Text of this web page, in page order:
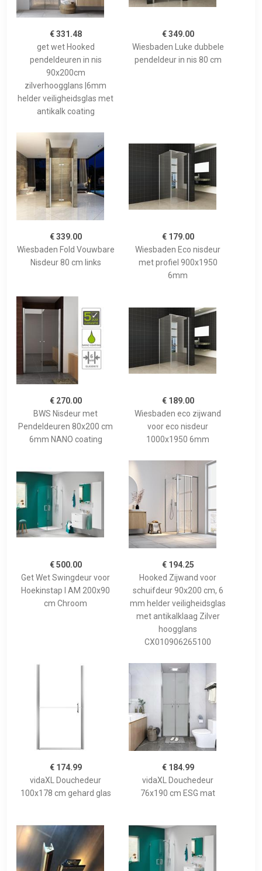
€ 331.48
get wet Hooked
pendeldeuren in nis
90x200cm
zilverhoogglans |6mm
helder veiligheidsglas met
antikalk coating
€ 349.00
Wiesbaden Luke dubbele
pendeldeur in nis 80 cm
€ 339.00
Wiesbaden Fold Vouwbare
Nisdeur 80 cm links
€ 179.00
Wiesbaden Eco nisdeur
met profiel 900x1950
6mm
€ 270.00
BWS Nisdeur met
Pendeldeuren 80x200 cm
6mm NANO coating
€ 189.00
Wiesbaden eco zijwand
voor eco nisdeur
1000x1950 6mm
€ 500.00
Get Wet Swingdeur voor
Hoekinstap I AM 200x90
cm Chroom
€ 194.25
Hooked Zijwand voor
schuifdeur 90x200 cm, 6
mm helder veiligheidsglas
met antikalklaag Zilver
hoogglans
CX010906265100
€ 174.99
vidaXL Douchedeur
100x178 cm gehard glas
€ 184.99
vidaXL Douchedeur
76x190 cm ESG mat